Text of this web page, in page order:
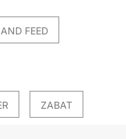
FEED
ZABAT